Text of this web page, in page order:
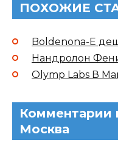
ПОХОЖИЕ
Boldenona-E
Нандролон
Olymp Labs В
Комментарии
Москва